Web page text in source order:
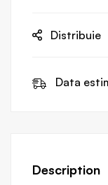
Distribuie
Data
Description